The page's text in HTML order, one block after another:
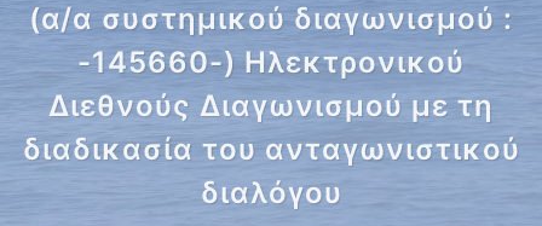
(α/α συστημικού διαγωνισμού :
-145660-) Ηλεκτρονικού
Διεθνούς Διαγωνισμού με τη
διαδικασία του ανταγωνιστικού
διαλόγου